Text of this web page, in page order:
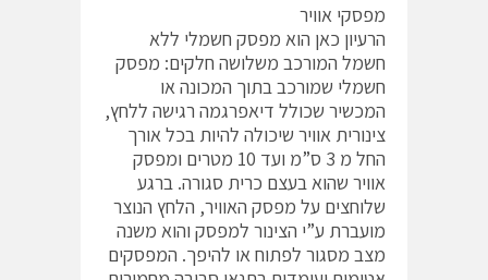
מפסקי אוויר
הרעיון כאן הוא מפסק חשמלי ללא
חשמל המורכב משלושה חלקים: מפסק
חשמלי שמורכב בתוך המכונה או
המכשיר שכולל דיאפרגמה רגישה ללחץ,
צינורית אוויר שיכולה להיות בכל אורך
החל מ 3 ס”מ ועד 10 מטרים ומפסק
אוויר שהוא בעצם כרית סגורה. ברגע
שלוחצים על מפסק האוויר, הלחץ הנוצר
מועברת ע”י הצינור למפסק והוא משנה
מצב מסגור לפתוח או להיפך. המפסקים